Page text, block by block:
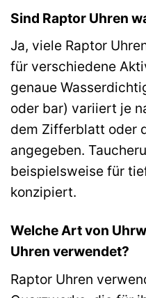
Sind Raptor Uhren
Ja, viele Raptor
für verschiedene
genaue
oder bar) variiert je
dem Zifferblatt oder
angegeben.
beispielsweise für
konzipiert.
Welche Art von
Uhren verwendet?
Raptor Uhren